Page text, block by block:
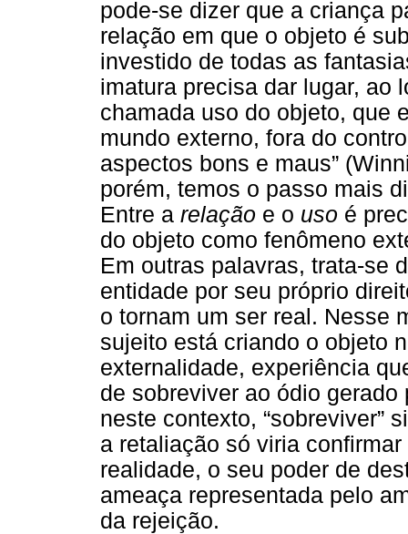
pode-se dizer que a criança
relação em que o objeto é
investido de todas as
imatura precisa dar lugar, ao
chamada uso do objeto, que
mundo externo, fora do
aspectos bons e maus”
porém, temos o passo mais
Entre a relação e o uso é
do objeto como fenômeno
Em outras palavras, trata-se
entidade por seu próprio
o tornam um ser real. Nesse
sujeito está criando o objeto
externalidade, experiência
de sobreviver ao ódio
neste contexto, “sobreviver”
a retaliação só viria
realidade, o seu poder de
ameaça representada pelo
da rejeição.